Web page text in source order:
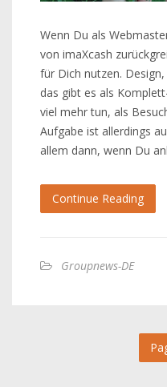
Wenn Du als
von imaXcash
für Dich nutzen.
das gibt es als
viel mehr tun, als
Aufgabe ist allerdings
allem dann, wenn Du
Continue Reading
Groupnews-DE